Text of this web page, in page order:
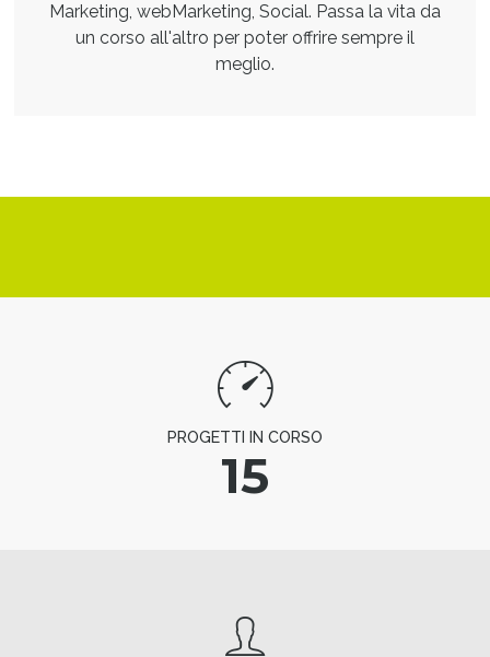
Marketing, webMarketing, Social. Passa la vita da
un corso all'altro per poter offrire sempre il
meglio.
PROGETTI IN CORSO
15